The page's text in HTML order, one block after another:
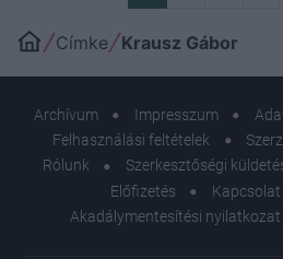
Címke Krausz Gábor
Archívum Impresszum
Felhasználási feltételek
Rólunk
Szerkesztőségi
Előfizetés
Kapcsolat
Akadálymentesítési nyilatkozat